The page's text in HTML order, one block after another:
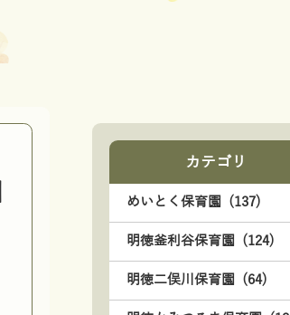
カテゴリ
めいとく保育園 (137)
明徳釜利谷保育園 (124)
明徳二俣川保育園 (64)